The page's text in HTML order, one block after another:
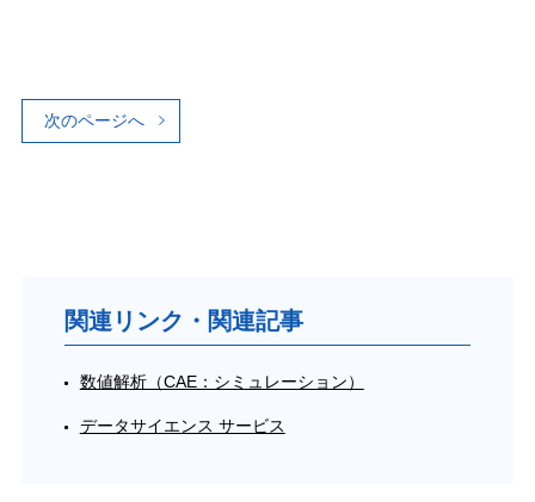
次のページへ
関連リンク・関連記事
数値解析（CAE：シミュレーション）
データサイエンス サービス